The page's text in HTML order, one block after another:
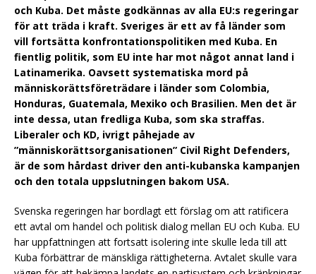
och Kuba. Det måste godkännas av alla EU:s regeringar
för att träda i kraft. Sveriges är ett av få länder som
vill fortsätta konfrontationspolitiken med Kuba. En
fientlig politik, som EU inte har mot något annat land i
Latinamerika. Oavsett systematiska mord på
människorättsföreträdare i länder som Colombia,
Honduras, Guatemala, Mexiko och Brasilien. Men det är
inte dessa, utan fredliga Kuba, som ska straffas.
Liberaler och KD, ivrigt påhejade av
”människorättsorganisationen” Civil Right Defenders,
är de som hårdast driver den anti-kubanska kampanjen
och den totala uppslutningen bakom USA.
Svenska regeringen har bordlagt ett förslag om att ratificera
ett avtal om handel och politisk dialog mellan EU och Kuba. EU
har uppfattningen att fortsatt isolering inte skulle leda till att
Kuba förbättrar de mänskliga rättigheterna. Avtalet skulle vara